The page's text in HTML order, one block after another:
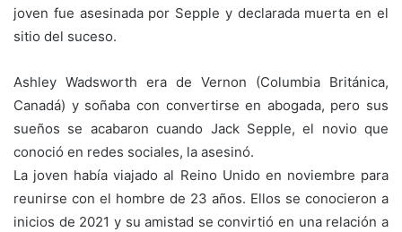
joven fue asesinada por Sepple y declarada muerta en el
sitio del suceso.
Ashley Wadsworth era de Vernon (Columbia Británica,
Canadá) y soñaba con convertirse en abogada, pero sus
sueños se acabaron cuando Jack Sepple, el novio que
conoció en redes sociales, la asesinó.
La joven había viajado al Reino Unido en noviembre para
reunirse con el hombre de 23 años. Ellos se conocieron a
inicios de 2021 y su amistad se convirtió en una relación a